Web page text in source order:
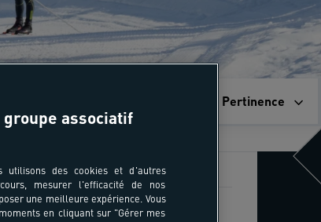
Pertinence
associatif
utilisons des cookies et d'autres
mesurer l'efficacité de nos
une meilleure expérience. Vous
en cliquant sur "Gérer mes